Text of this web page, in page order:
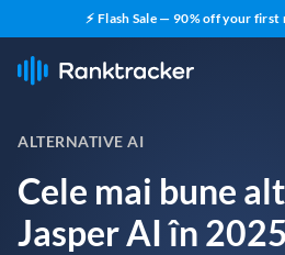
⚡ Flash Sale — 90% off your
ALTERNATIVE AI
Cele mai bune
Jasper AI în 2025